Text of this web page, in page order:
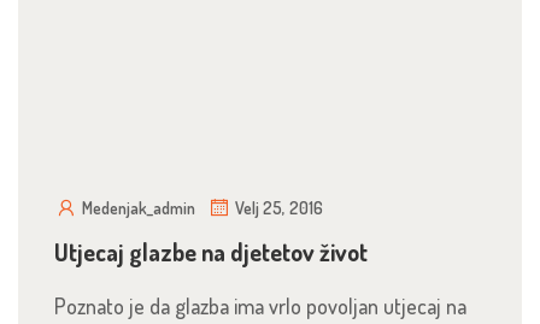
Medenjak_admin Velj 25, 2016
Utjecaj glazbe na djetetov život
Poznato je da glazba ima vrlo povoljan utjecaj na